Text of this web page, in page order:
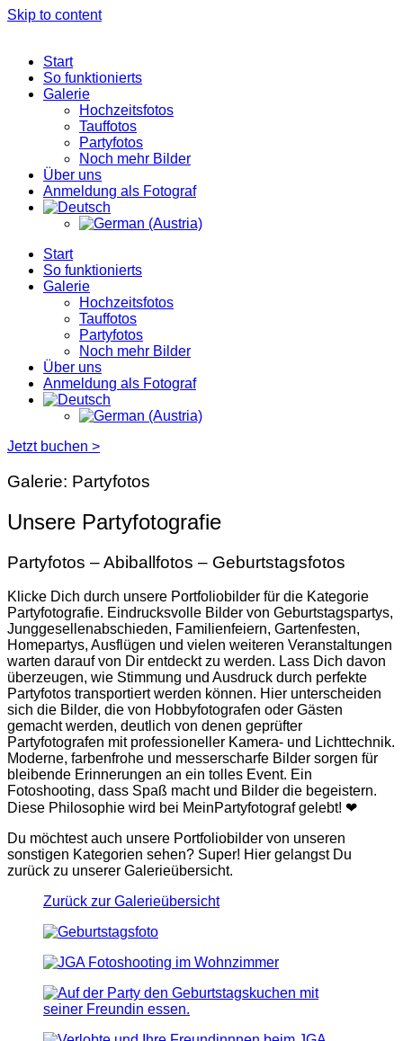
Skip to content
Start
So funktionierts
Galerie
Hochzeitsfotos
Tauffotos
Partyfotos
Noch mehr Bilder
Über uns
Anmeldung als Fotograf
Start
So funktionierts
Galerie
Hochzeitsfotos
Tauffotos
Partyfotos
Noch mehr Bilder
Über uns
Anmeldung als Fotograf
Jetzt buchen >
Galerie: Partyfotos
Unsere Partyfotografie
Partyfotos – Abiballfotos – Geburtstagsfotos
Klicke Dich durch unsere Portfoliobilder für die Kategorie
Partyfotografie. Eindrucksvolle Bilder von Geburtstagspartys,
Junggesellenabschieden, Familienfeiern, Gartenfesten,
Homepartys, Ausflügen und vielen weiteren Veranstaltungen
warten darauf von Dir entdeckt zu werden. Lass Dich davon
überzeugen, wie Stimmung und Ausdruck durch perfekte
Partyfotos transportiert werden können. Hier unterscheiden
sich die Bilder, die von Hobbyfotografen oder Gästen
gemacht werden, deutlich von denen geprüfter
Partyfotografen mit professioneller Kamera- und Lichttechnik.
Moderne, farbenfrohe und messerscharfe Bilder sorgen für
bleibende Erinnerungen an ein tolles Event. Ein
Fotoshooting, dass Spaß macht und Bilder die begeistern.
Diese Philosophie wird bei MeinPartyfotograf gelebt! ❤
Du möchtest auch unsere Portfoliobilder von unseren
sonstigen Kategorien sehen? Super! Hier gelangst Du
zurück zu unserer Galerieübersicht.
Zurück zur Galerieübersicht